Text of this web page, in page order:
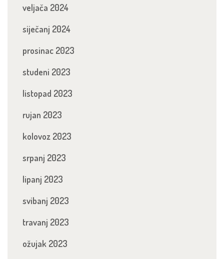
veljača 2024
siječanj 2024
prosinac 2023
studeni 2023
listopad 2023
rujan 2023
kolovoz 2023
srpanj 2023
lipanj 2023
svibanj 2023
travanj 2023
ožujak 2023